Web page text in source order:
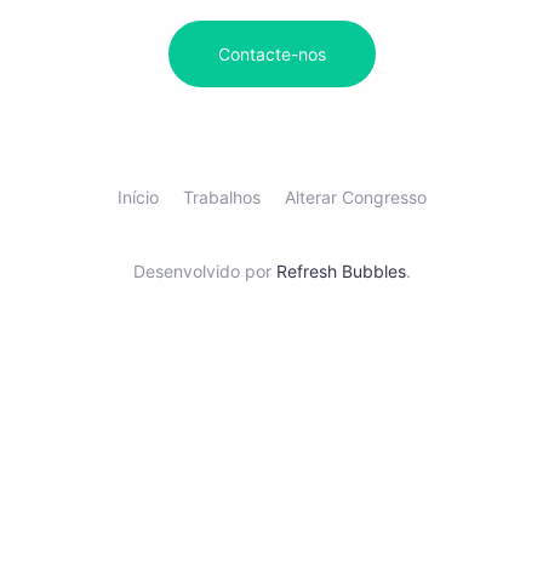
Contacte-nos
Início Trabalhos Alterar Congresso
Desenvolvido por Refresh Bubbles.